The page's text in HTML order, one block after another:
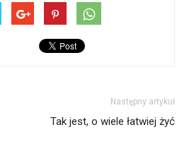
Następny artykuł
Tak jest, o wiele łatwiej żyć